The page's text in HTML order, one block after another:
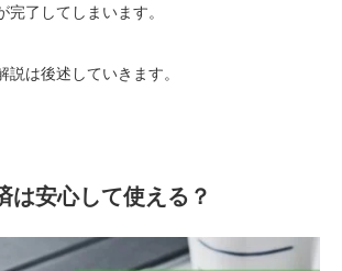
了してしまいます。
は後述していきます。
は安心して使える？